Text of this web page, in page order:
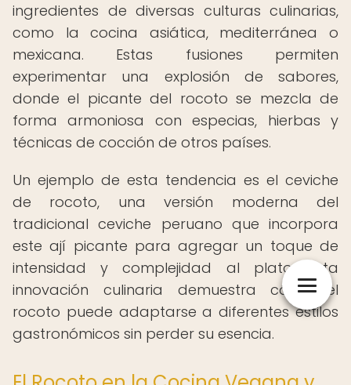
ingredientes de diversas culturas culinarias,
como la cocina asiática, mediterránea o
mexicana. Estas fusiones permiten
experimentar una explosión de sabores,
donde el picante del rocoto se mezcla de
forma armoniosa con especias, hierbas y
técnicas de cocción de otros países.
Un ejemplo de esta tendencia es el ceviche
de rocoto, una versión moderna del
tradicional ceviche peruano que incorpora
este ají picante para agregar un toque de
intensidad y complejidad al plato. Esta
innovación culinaria demuestra cómo el
rocoto puede adaptarse a diferentes estilos
gastronómicos sin perder su esencia.